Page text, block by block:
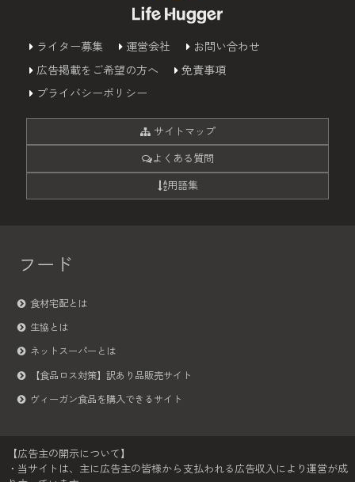
ライター募集 運営会社
お問い合わせ
広告掲載をご希望の方へ
免責事項
プライバシーポリシー
サイトマップ
よくある質問
用語集
フード
食材宅配とは
生協とは
ネットスーパーとは
【食品ロス対策】訳あり品販売サイト
ヴィーガン食品を購入できるサイト
【広告主の開示について】
・当サイトは、主に広告主の皆様から支払われる広告収入により運営が成